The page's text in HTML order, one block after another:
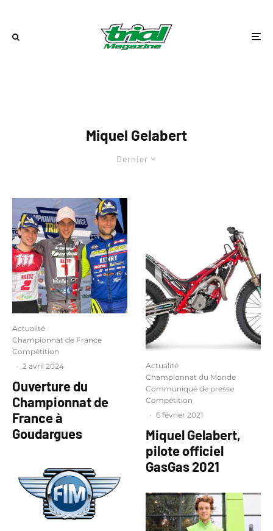
Miquel Gelabert
Dernier
Actualité
Championnat de France
Compétition
· 2 avril 2024
Ouverture du
Championnat de
France à
Goudargues
Actualité
Championnat du Monde
Communiqué de presse
Compétition
· 6 février 2021
Miquel Gelabert,
pilote officiel
GasGas 2021